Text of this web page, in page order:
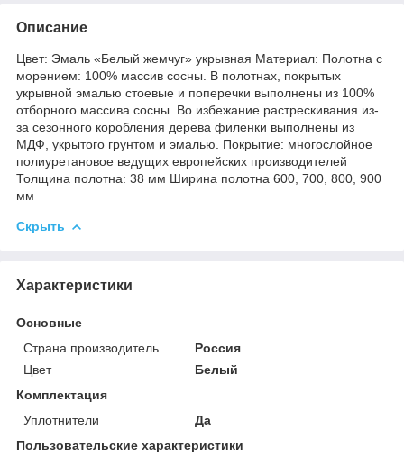
Описание
Цвет: Эмаль «Белый жемчуг» укрывная Материал: Полотна с
морением: 100% массив сосны. В полотнах, покрытых
укрывной эмалью стоевые и поперечки выполнены из 100%
отборного массива сосны. Во избежание растрескивания из-
за сезонного коробления дерева филенки выполнены из
МДФ, укрытого грунтом и эмалью. Покрытие: многослойное
полиуретановое ведущих европейских производителей
Толщина полотна: 38 мм Ширина полотна 600, 700, 800, 900
мм
Скрыть
Характеристики
Основные
Страна производитель
Россия
Цвет
Белый
Комплектация
Уплотнители
Да
Пользовательские характеристики